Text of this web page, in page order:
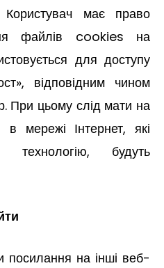
Користувач має право
файлів cookies на
для доступу
відповідним чином
При цьому слід мати на
мережі Інтернет, які
технологію, будуть
посилання на інші веб-